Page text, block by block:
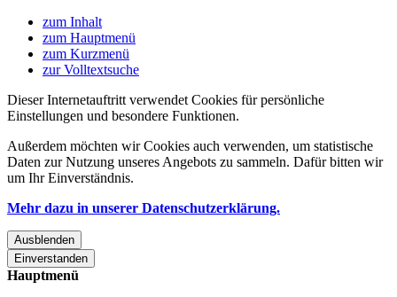
zum Inhalt
zum Hauptmenü
zum Kurzmenü
zur Volltextsuche
Dieser Internetauftritt verwendet Cookies für persönliche
Einstellungen und besondere Funktionen.
Außerdem möchten wir Cookies auch verwenden, um statistische
Daten zur Nutzung unseres Angebots zu sammeln. Dafür bitten wir
um Ihr Einverständnis.
Mehr dazu in unserer Datenschutzerklärung.
Ausblenden
Einverstanden
Hauptmenü